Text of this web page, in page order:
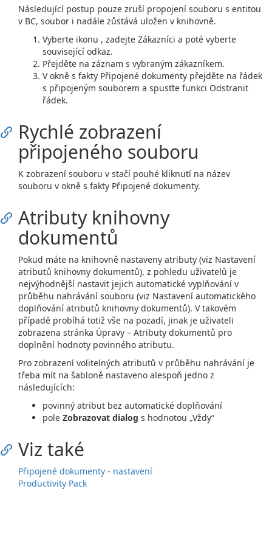
Následující postup pouze zruší propojení souboru s entitou
v BC, soubor i nadále zůstává uložen v knihovně.
Vyberte ikonu , zadejte Zákazníci a poté vyberte
související odkaz.
Přejděte na záznam s vybraným zákazníkem.
V okně s fakty Připojené dokumenty přejděte na řádek
s připojeným souborem a spusťte funkci Odstranit
řádek.
Rychlé zobrazení
připojeného souboru
K zobrazení souboru v stačí pouhé kliknutí na název
souboru v okně s fakty Připojené dokumenty.
Atributy knihovny
dokumentů
Pokud máte na knihovně nastaveny atributy (viz Nastavení
atributů knihovny dokumentů), z pohledu uživatelů je
nejvýhodnější nastavit jejich automatické vyplňování v
průběhu nahrávání souboru (viz Nastavení automatického
doplňování atributů knihovny dokumentů). V takovém
případě probíhá totiž vše na pozadí, jinak je uživateli
zobrazena stránka Úpravy – Atributy dokumentů pro
doplnění hodnoty povinného atributu.
Pro zobrazení volitelných atributů v průběhu nahrávání je
třeba mít na šabloně nastaveno alespoň jedno z
následujících:
povinný atribut bez automatické doplňování
pole Zobrazovat dialog s hodnotou „Vždy“
Viz také
Připojené dokumenty - nastavení
Productivity Pack